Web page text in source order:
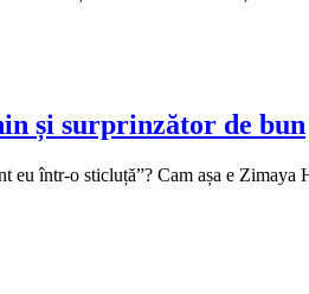
și surprinzător de bun
eu într-o sticluță”? Cam așa e